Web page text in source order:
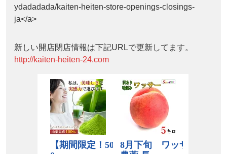
ydadadada/kaiten-heiten-store-openings-closings-
ja</a>
新しい開店閉店情報は下記URLで更新してます。
http://kaiten-heiten-24.com